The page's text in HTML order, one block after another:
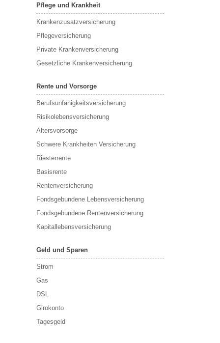
Pflege und Krankheit
Krankenzusatzversicherung
Pflegeversicherung
Private Krankenversicherung
Gesetzliche Krankenversicherung
Rente und Vorsorge
Berufs­unfähigkeitsversicherung
Risikolebensversicherung
Altersvorsorge
Schwere Krankheiten Versicherung
Riesterrente
Basisrente
Rentenversicherung
Fondsgebundene Lebensversicherung
Fondsgebundene Rentenversicherung
Kapitallebensversicherung
Geld und Sparen
Strom
Gas
DSL
Girokonto
Tagesgeld